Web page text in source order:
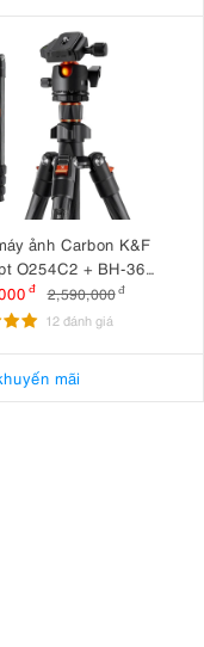
ảnh Carbon K&F
O254C2 + BH-36
đ 2,590,000 đ
12 đánh giá
mãi